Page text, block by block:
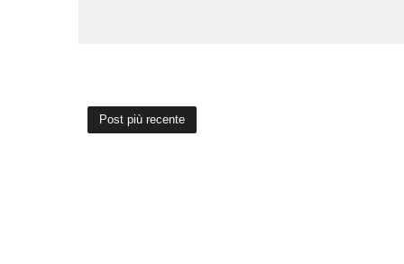
Post più recente